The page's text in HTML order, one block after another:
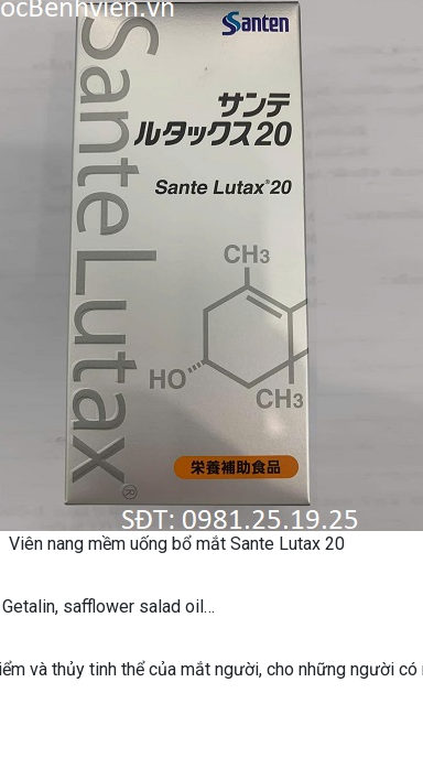
Viên nang mềm uống bổ mắt Sante Lutax 20
safflower salad oil…
và thủy tinh thể của mắt người, cho những người